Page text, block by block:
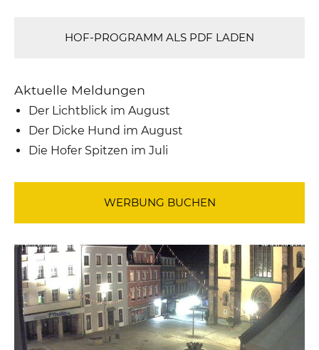
HOF-PROGRAMM ALS PDF LADEN
Aktuelle Meldungen
Der Lichtblick im August
Der Dicke Hund im August
Die Hofer Spitzen im Juli
WERBUNG BUCHEN